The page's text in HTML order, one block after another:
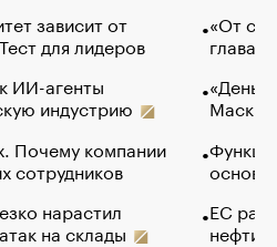
зависит от
для лидеров
ИИ-агенты
индустрию
Почему компании
сотрудников
нарастил
на склады
«От
глава
Маск в
основ
ЕС
нефти